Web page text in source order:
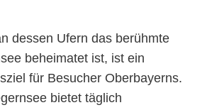
dessen Ufern das berühmte
beheimatet ist, ist ein
für Besucher Oberbayerns.
bietet täglich